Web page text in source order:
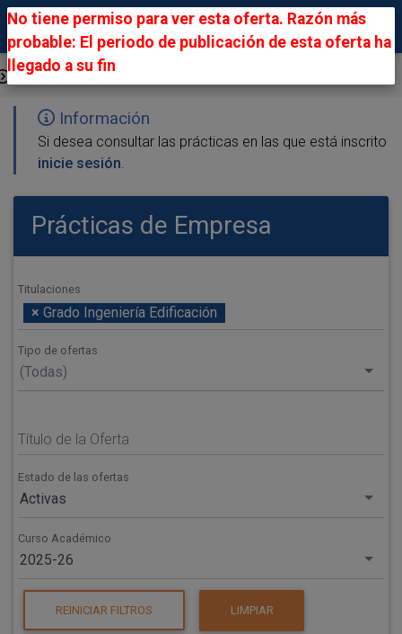
Ofertas Públicas
Información
Si desea consultar las prácticas en las que está inscrito
inicie sesión.
Prácticas de Empresa
Titulaciones
× Grado Ingeniería Edificación
Tipo de ofertas
(Todas)
Título de la Oferta
Estado de las ofertas
Activas
Curso Académico
2025-26
REINICIAR FILTROS LIMPIAR
No tiene permiso para ver esta oferta. Razón más
probable: El periodo de publicación de esta oferta ha
llegado a su fin